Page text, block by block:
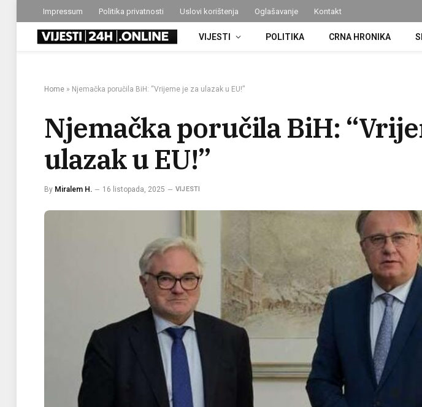
Impressum Politika privatnosti Uslovi korištenja Oglašavanje Kontakt
VIJESTI POLITIKA CRNA HRONIKA
Home » Njemačka poručila BiH: “Vrijeme je za ulazak u EU!”
Njemačka poručila BiH:
ulazak u EU!”
By Miralem H. 16 listopada, 2025 VIJESTI